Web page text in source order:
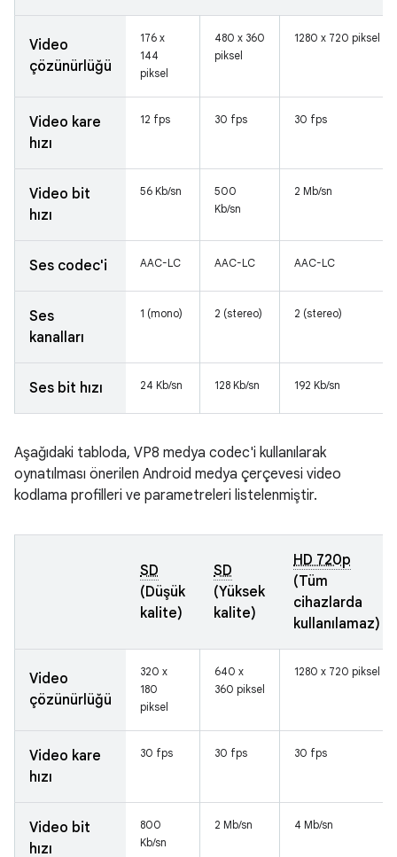
Video
çözünürlüğü
176 x
144
piksel
480 x 360
piksel
1280 x 720 piksel
Video kare
hızı
12 fps 30 fps 30 fps
Video bit
hızı
56 Kb/sn
500
Kb/sn
2 Mb/sn
Ses codec'i AAC-LC AAC-LC AAC-LC
Ses
kanalları
1 (mono) 2 (stereo) 2 (stereo)
Ses bit hızı 24 Kb/sn 128 Kb/sn 192 Kb/sn
Aşağıdaki tabloda, VP8 medya codec'i kullanılarak
oynatılması önerilen Android medya çerçevesi video
kodlama profilleri ve parametreleri listelenmiştir.
SD
(Düşük
kalite)
SD
(Yüksek
kalite)
HD 720p
(Tüm
cihazlarda
kullanılamaz)
Video
çözünürlüğü
320 x
180
piksel
640 x
360 piksel
1280 x 720 piksel
Video kare
hızı
30 fps 30 fps 30 fps
Video bit
hızı
800
Kb/sn
2 Mb/sn 4 Mb/sn